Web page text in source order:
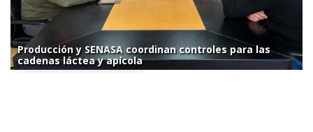
Producción y SENASA coordinan controles para las
cadenas láctea y apícola